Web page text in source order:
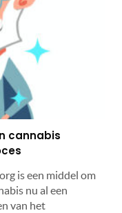
cannabis
is een middel om
nu al een
van het